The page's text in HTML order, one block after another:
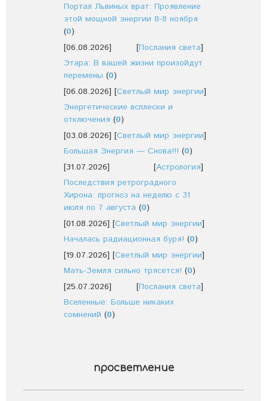
Портал Львиных врат: Проявление
этой мощной энергии 8-8 ноября
(0)
[06.08.2026]
[Послания света]
Этара: В вашей жизни произойдут
перемены (0)
[06.08.2026] [Светлый мир энергии]
Энергетические всплески и
отключения (0)
[03.08.2026] [Светлый мир энергии]
Большая Энергия — Снова!!! (0)
[31.07.2026]
[Астрология]
Последствия ретроградного
Хирона: прогноз на неделю с 31
июля по 7 августа (0)
[01.08.2026] [Светлый мир энергии]
Началась радиационная буря! (0)
[19.07.2026] [Светлый мир энергии]
Мать-Земля сильно трясется! (0)
[25.07.2026]
[Послания света]
Вселенные: Больше никаких
сомнений (0)
просветление